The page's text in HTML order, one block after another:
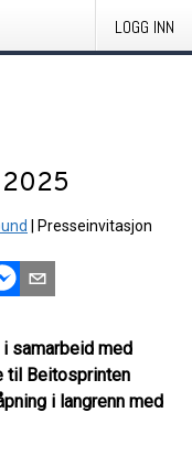
LOGG INN
Presseinvitasjon
samarbeid med
til Beitosprinten
i langrenn med